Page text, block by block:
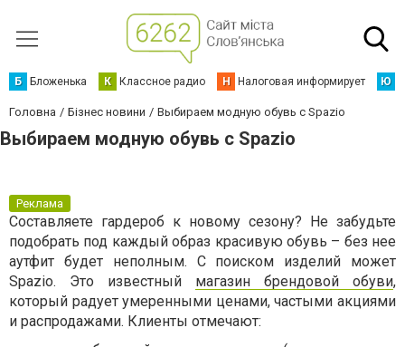
Б Бложенька К Классное радио Н Налоговая информирует Ю
Головна Бізнес новини Выбираем модную обувь с Spazio
Выбираем модную обувь с Spazio
Реклама
Составляете гардероб к новому сезону? Не забудьте
подобрать под каждый образ красивую обувь – без нее
аутфит будет неполным. С поиском изделий может
Spazio. Это известный магазин брендовой обуви,
который радует умеренными ценами, частыми акциями
и распродажами. Клиенты отмечают: